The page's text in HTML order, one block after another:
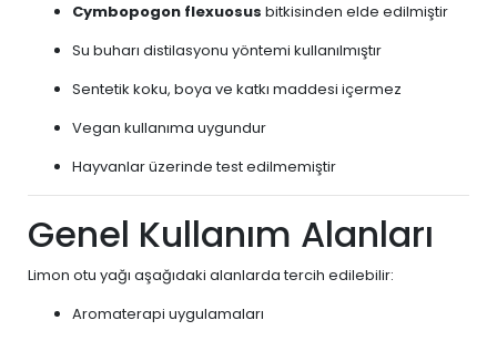
Cymbopogon flexuosus bitkisinden elde edilmiştir
Su buharı distilasyonu yöntemi kullanılmıştır
Sentetik koku, boya ve katkı maddesi içermez
Vegan kullanıma uygundur
Hayvanlar üzerinde test edilmemiştir
Genel Kullanım Alanları
Limon otu yağı aşağıdaki alanlarda tercih edilebilir:
Aromaterapi uygulamaları